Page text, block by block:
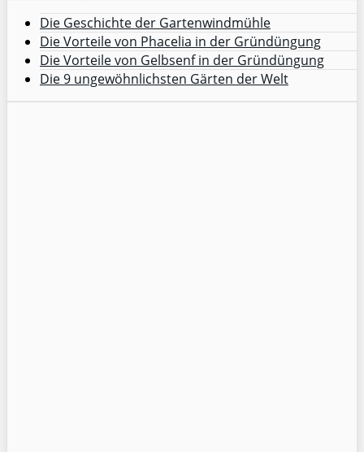
Die Geschichte der Gartenwindmühle
Die Vorteile von Phacelia in der Gründüngung
Die Vorteile von Gelbsenf in der Gründüngung
Die 9 ungewöhnlichsten Gärten der Welt